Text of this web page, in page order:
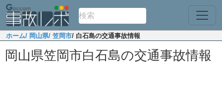
ホーム/ 岡山県/ 笠岡市/ 白石島の交通事故情報
岡山県笠岡市白石島の交通事故情報